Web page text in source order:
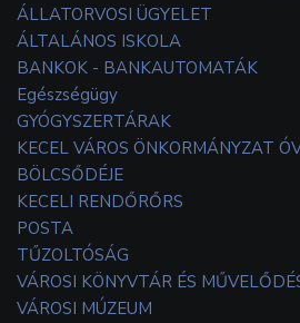
ÁLLATORVOSI ÜGYELET
ÁLTALÁNOS ISKOLA
BANKOK - BANKAUTOMATÁK
Egészségügy
GYÓGYSZERTÁRAK
KECEL VÁROS ÖNKORMÁNYZAT
BÖLCSŐDÉJE
KECELI RENDŐRŐRS
POSTA
TŰZOLTÓSÁG
VÁROSI KÖNYVTÁR ÉS
VÁROSI MÚZEUM